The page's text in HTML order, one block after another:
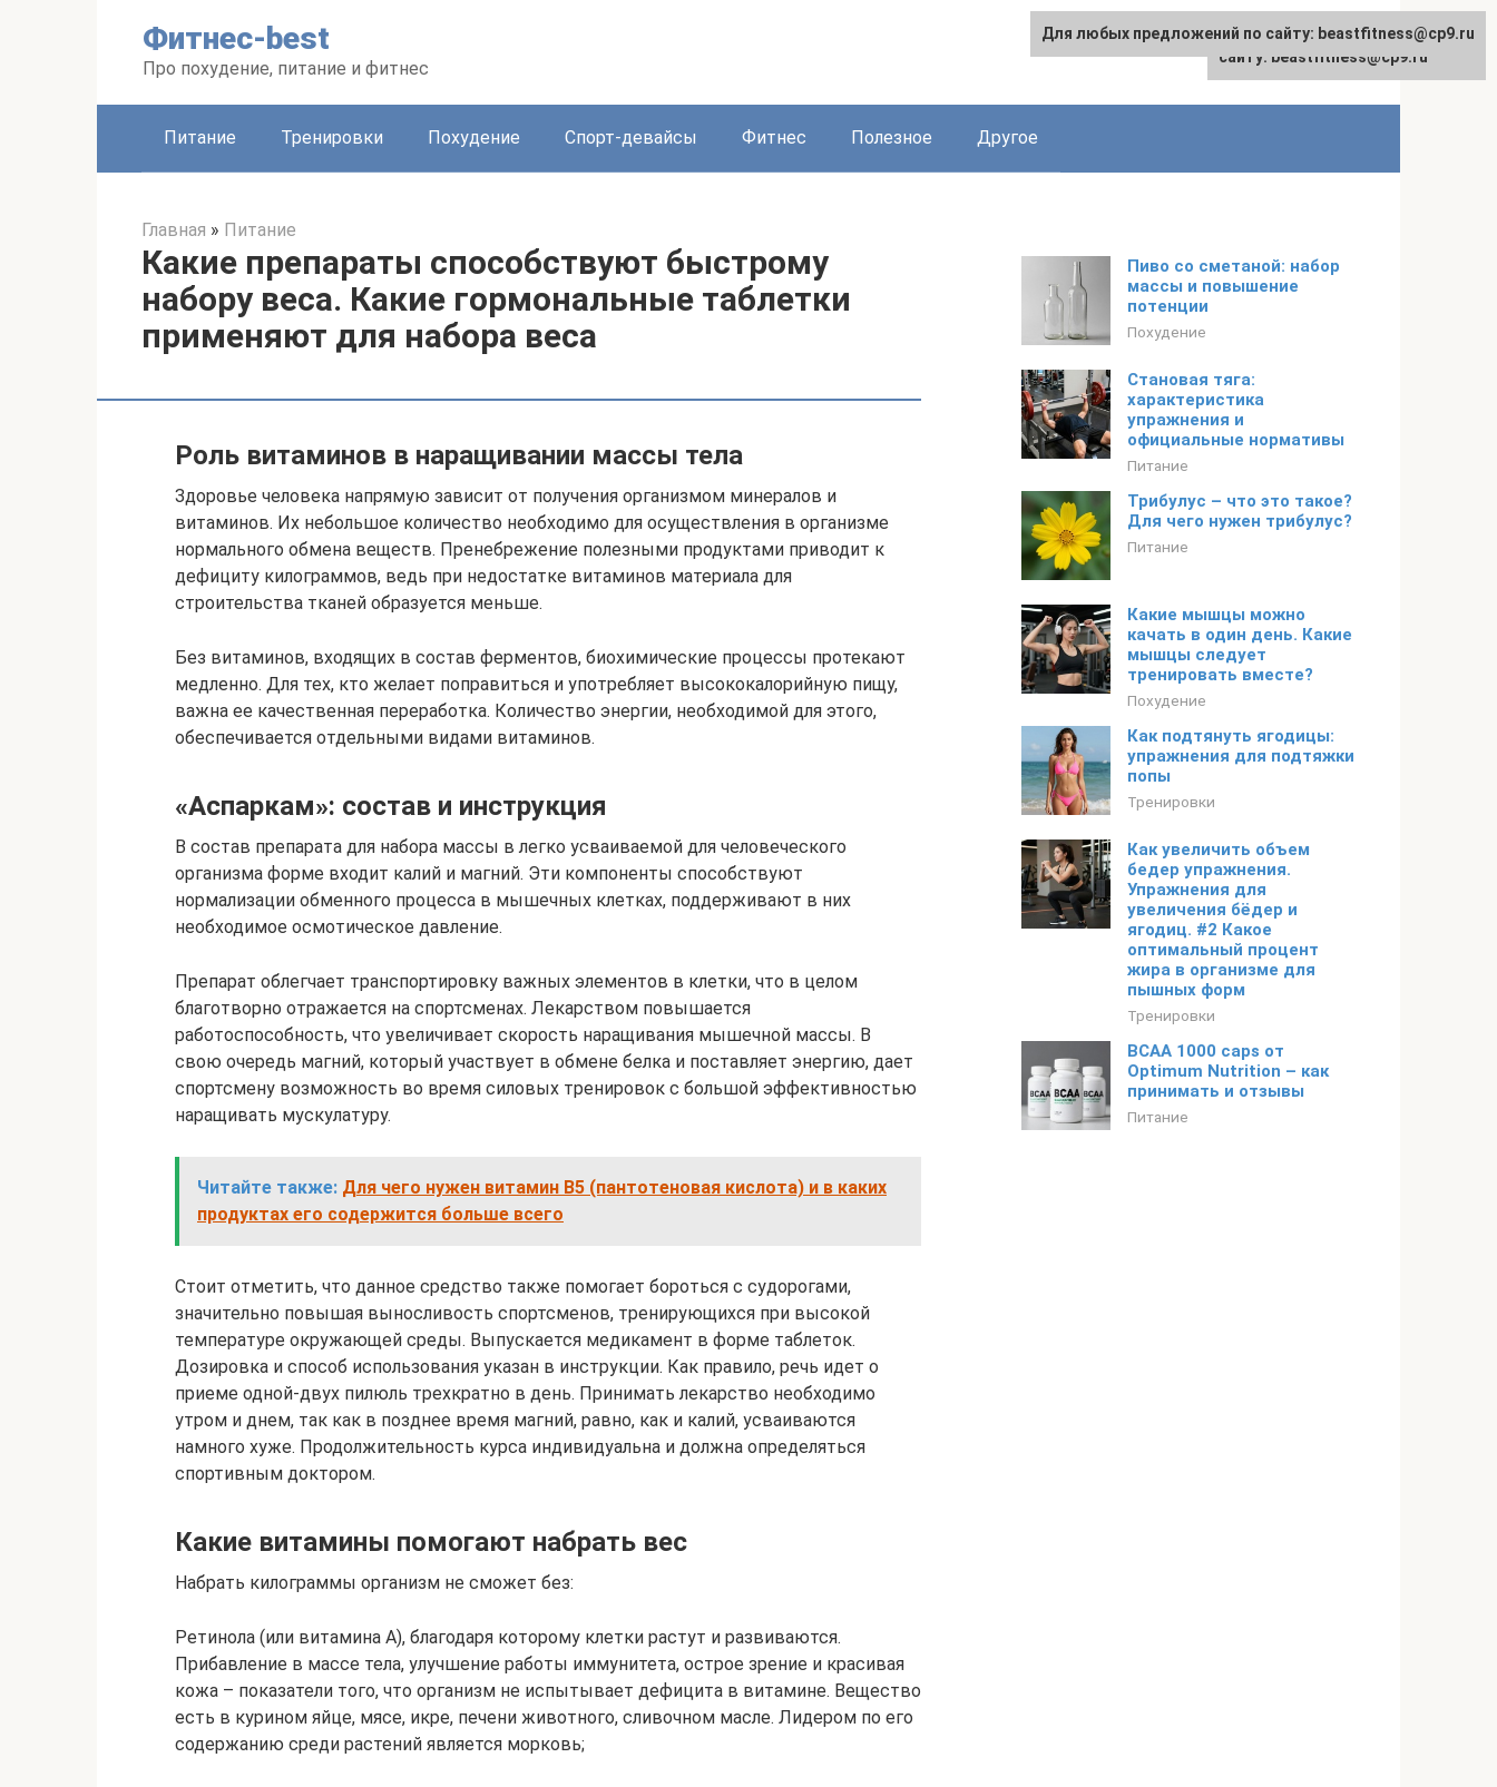
Фитнес-best
Про похудение, питание и фитнес
Питание Тренировки Похудение Спорт-девайсы Фитнес Полезное Другое
Главная » Питание
Какие препараты способствуют быстрому
набору веса. Какие гормональные таблетки
применяют для набора веса
Роль витаминов в наращивании массы тела
Здоровье человека напрямую зависит от получения организмом минералов и
витаминов. Их небольшое количество необходимо для осуществления в организме
нормального обмена веществ. Пренебрежение полезными продуктами приводит к
дефициту килограммов, ведь при недостатке витаминов материала для
строительства тканей образуется меньше.
Без витаминов, входящих в состав ферментов, биохимические процессы протекают
медленно. Для тех, кто желает поправиться и употребляет высококалорийную пищу,
важна ее качественная переработка. Количество энергии, необходимой для этого,
обеспечивается отдельными видами витаминов.
«Аспаркам»: состав и инструкция
В состав препарата для набора массы в легко усваиваемой для человеческого
организма форме входит калий и магний. Эти компоненты способствуют
нормализации обменного процесса в мышечных клетках, поддерживают в них
необходимое осмотическое давление.
Препарат облегчает транспортировку важных элементов в клетки, что в целом
благотворно отражается на спортсменах. Лекарством повышается
работоспособность, что увеличивает скорость наращивания мышечной массы. В
свою очередь магний, который участвует в обмене белка и поставляет энергию, дает
спортсмену возможность во время силовых тренировок с большой эффективностью
наращивать мускулатуру.
Читайте также: Для чего нужен витамин В5 (пантотеновая кислота) и в каких
продуктах его содержится больше всего
Стоит отметить, что данное средство также помогает бороться с судорогами,
значительно повышая выносливость спортсменов, тренирующихся при высокой
температуре окружающей среды. Выпускается медикамент в форме таблеток.
Дозировка и способ использования указан в инструкции. Как правило, речь идет о
приеме одной-двух пилюль трехкратно в день. Принимать лекарство необходимо
утром и днем, так как в позднее время магний, равно, как и калий, усваиваются
намного хуже. Продолжительность курса индивидуальна и должна определяться
спортивным доктором.
Какие витамины помогают набрать вес
Набрать килограммы организм не сможет без:
Ретинола (или витамина А), благодаря которому клетки растут и развиваются.
Прибавление в массе тела, улучшение работы иммунитета, острое зрение и красивая
кожа – показатели того, что организм не испытывает дефицита в витамине. Вещество
есть в курином яйце, мясе, икре, печени животного, сливочном масле. Лидером по его
содержанию среди растений является морковь;
Пиво со сметаной: набор
массы и повышение
потенции
Похудение
Становая тяга:
характеристика
упражнения и
официальные нормативы
Питание
Трибулус – что это такое?
Для чего нужен трибулус?
Питание
Какие мышцы можно
качать в один день. Какие
мышцы следует
тренировать вместе?
Похудение
Как подтянуть ягодицы:
упражнения для подтяжки
попы
Тренировки
Как увеличить объем
бедер упражнения.
Упражнения для
увеличения бёдер и
ягодиц. #2 Какое
оптимальный процент
жира в организме для
пышных форм
Тренировки
BCAA 1000 caps от
Optimum Nutrition – как
принимать и отзывы
Питание
Для любых предложений по
сайту: beastfitness@cp9.ru
Для любых предложений по сайту: beastfitness@cp9.ru